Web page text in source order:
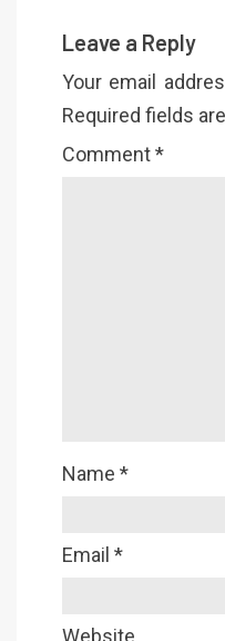
Leave a Reply
Your email
Required fields
Comment*
Name *
Email *
Website